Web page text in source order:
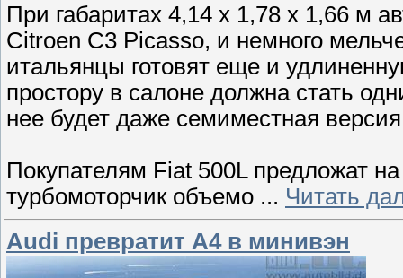
При габаритах 4,14 х 1,78 х 1,66 м
Citroen C3 Picasso, и немного
итальянцы готовят еще и
простору в салоне должна стать
нее будет даже семиместная
Покупателям Fiat 500L предложат
турбомоторчик объемо ... Читать
Audi превратит А4 в минивэн